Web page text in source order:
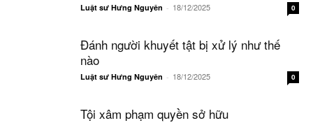
Luật sư Hưng Nguyên - 18/12/2025 0
Đánh người khuyết tật bị xử lý như thế
nào
Luật sư Hưng Nguyên - 18/12/2025 0
Tội xâm phạm quyền sở hữu